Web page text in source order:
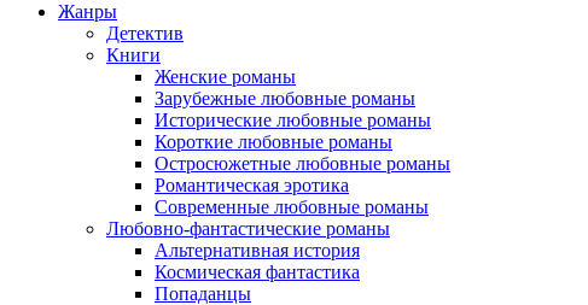
Жанры
Детектив
Книги
Женские романы
Зарубежные любовные романы
Исторические любовные романы
Короткие любовные романы
Остросюжетные любовные романы
Романтическая эротика
Современные любовные романы
Любовно-фантастические романы
Альтернативная история
Космическая фантастика
Попаданцы